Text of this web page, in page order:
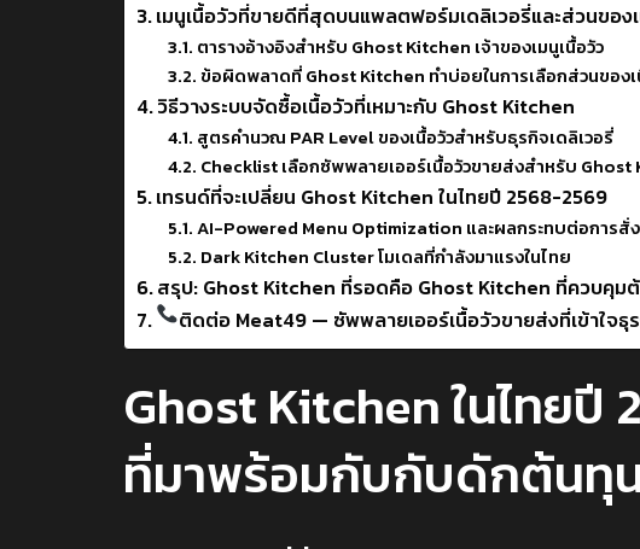
เมนูเนื้อวัวที่ขายดีที่สุดบนแพลตฟอร์มเดลิเวอรี่และส่วนของ
ตารางอ้างอิงสำหรับ Ghost Kitchen เจ้าของเมนูเนื้อวัว
ข้อผิดพลาดที่ Ghost Kitchen ทำบ่อยในการเลือกส่วนของ
วิธีวางระบบจัดซื้อเนื้อวัวที่เหมาะกับ Ghost Kitchen
สูตรคำนวณ PAR Level ของเนื้อวัวสำหรับธุรกิจเดลิเวอรี่
Checklist เลือกซัพพลายเออร์เนื้อวัวขายส่งสำหรับ Ghost
เทรนด์ที่จะเปลี่ยน Ghost Kitchen ในไทยปี 2568-2569
AI-Powered Menu Optimization และผลกระทบต่อการสั่
Dark Kitchen Cluster โมเดลที่กำลังมาแรงในไทย
สรุป: Ghost Kitchen ที่รอดคือ Ghost Kitchen ที่ควบคุม
ติดต่อ Meat49 — ซัพพลายเออร์เนื้อวัวขายส่งที่เข้าใจธุ
Ghost Kitchen ในไทย
ที่มาพร้อมกับกับดักต้นทุ